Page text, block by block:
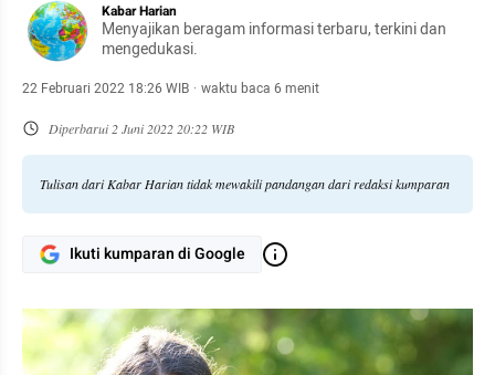
Kabar Harian
Menyajikan beragam informasi terbaru, terkini dan
mengedukasi.
22 Februari 2022 18:26 WIB · waktu baca 6 menit
Diperbarui2 Juni 2022 20:22 WIB
Tulisan dari Kabar Harian tidak mewakili pandangan dari redaksi kumparan
Ikuti kumparan di Google